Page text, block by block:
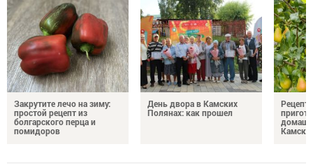
Закрутите лечо на зиму:
простой рецепт из
болгарского перца и
помидоров
День двора в Камских
Полянах: как прошел